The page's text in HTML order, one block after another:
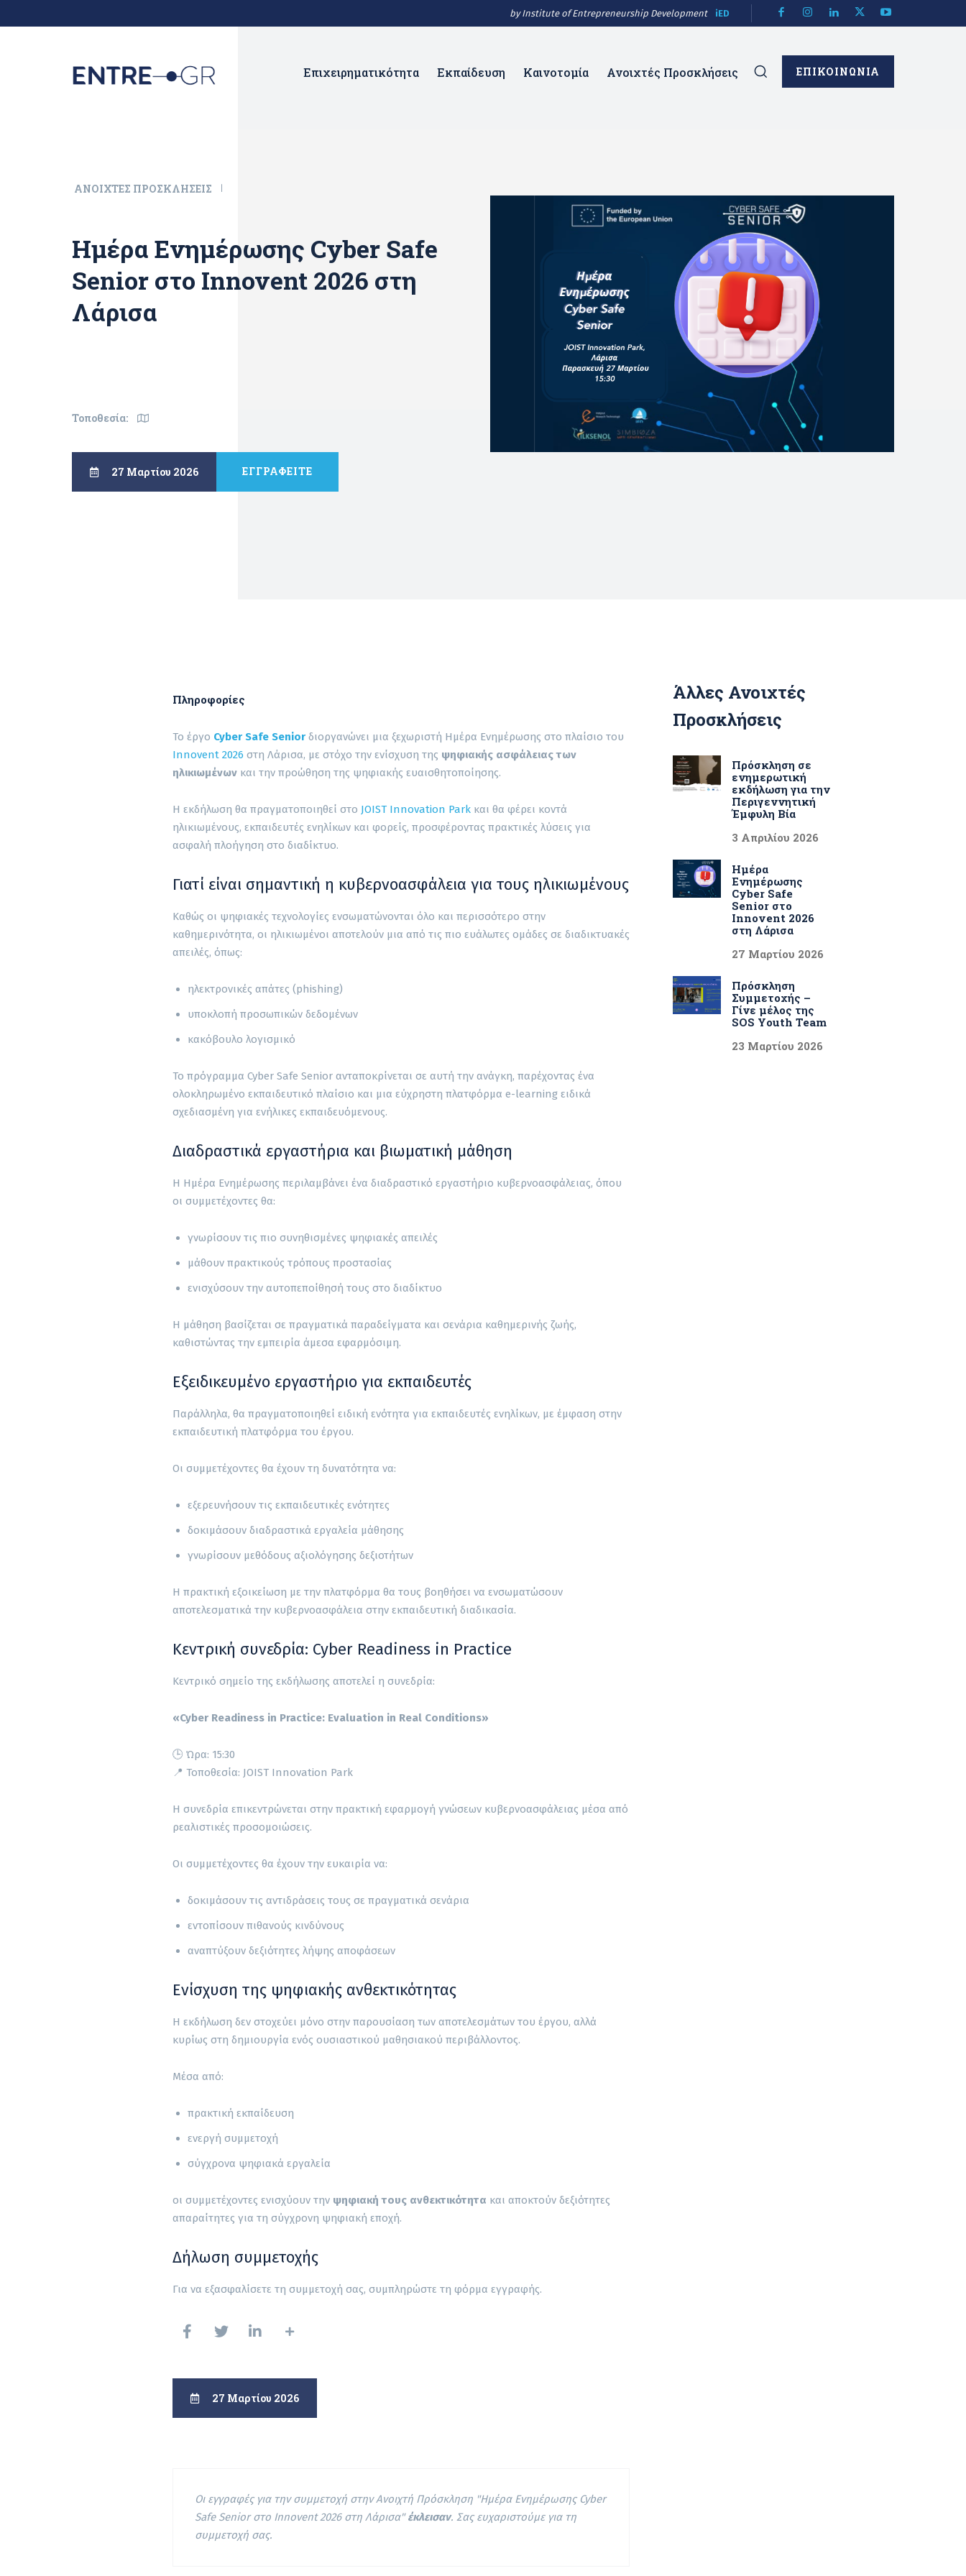
by Institute of Entrepreneurship Development iED
Επιχειρηματικότητα Εκπαίδευση Καινοτομία Ανοιχτές Προσκλήσεις ΕΠΙΚΟΙΝΩΝΙΑ
ΑΝΟΙΧΤΈΣ ΠΡΟΣΚΛΉΣΕΙΣ
Ημέρα Ενημέρωσης Cyber Safe
Senior στο Innovent 2026 στη
Λάρισα
Τοποθεσία:
27 Μαρτίου 2026 ΕΓΓΡΑΦΕΙΤΕ
Πληροφορίες
Το έργο Cyber Safe Senior διοργανώνει μια ξεχωριστή Ημέρα Ενημέρωσης στο πλαίσιο του
Innovent 2026 στη Λάρισα, με στόχο την ενίσχυση της ψηφιακής ασφάλειας των
ηλικιωμένων και την προώθηση της ψηφιακής ευαισθητοποίησης.
Η εκδήλωση θα πραγματοποιηθεί στο JOIST Innovation Park και θα φέρει κοντά
ηλικιωμένους, εκπαιδευτές ενηλίκων και φορείς, προσφέροντας πρακτικές λύσεις για
ασφαλή πλοήγηση στο διαδίκτυο.
Γιατί είναι σημαντική η κυβερνοασφάλεια για τους ηλικιωμένους
Καθώς οι ψηφιακές τεχνολογίες ενσωματώνονται όλο και περισσότερο στην
καθημερινότητα, οι ηλικιωμένοι αποτελούν μια από τις πιο ευάλωτες ομάδες σε διαδικτυακές
απειλές, όπως:
ηλεκτρονικές απάτες (phishing)
υποκλοπή προσωπικών δεδομένων
κακόβουλο λογισμικό
Το πρόγραμμα Cyber Safe Senior ανταποκρίνεται σε αυτή την ανάγκη, παρέχοντας ένα
ολοκληρωμένο εκπαιδευτικό πλαίσιο και μια εύχρηστη πλατφόρμα e-learning ειδικά
σχεδιασμένη για ενήλικες εκπαιδευόμενους.
Διαδραστικά εργαστήρια και βιωματική μάθηση
Η Ημέρα Ενημέρωσης περιλαμβάνει ένα διαδραστικό εργαστήριο κυβερνοασφάλειας, όπου
οι συμμετέχοντες θα:
γνωρίσουν τις πιο συνηθισμένες ψηφιακές απειλές
μάθουν πρακτικούς τρόπους προστασίας
ενισχύσουν την αυτοπεποίθησή τους στο διαδίκτυο
Η μάθηση βασίζεται σε πραγματικά παραδείγματα και σενάρια καθημερινής ζωής,
καθιστώντας την εμπειρία άμεσα εφαρμόσιμη.
Εξειδικευμένο εργαστήριο για εκπαιδευτές
Παράλληλα, θα πραγματοποιηθεί ειδική ενότητα για εκπαιδευτές ενηλίκων, με έμφαση στην
εκπαιδευτική πλατφόρμα του έργου.
Οι συμμετέχοντες θα έχουν τη δυνατότητα να:
εξερευνήσουν τις εκπαιδευτικές ενότητες
δοκιμάσουν διαδραστικά εργαλεία μάθησης
γνωρίσουν μεθόδους αξιολόγησης δεξιοτήτων
Η πρακτική εξοικείωση με την πλατφόρμα θα τους βοηθήσει να ενσωματώσουν
αποτελεσματικά την κυβερνοασφάλεια στην εκπαιδευτική διαδικασία.
Κεντρική συνεδρία: Cyber Readiness in Practice
Κεντρικό σημείο της εκδήλωσης αποτελεί η συνεδρία:
«Cyber Readiness in Practice: Evaluation in Real Conditions»
🕒 Ώρα: 15:30
📍 Τοποθεσία: JOIST Innovation Park
Η συνεδρία επικεντρώνεται στην πρακτική εφαρμογή γνώσεων κυβερνοασφάλειας μέσα από
ρεαλιστικές προσομοιώσεις.
Οι συμμετέχοντες θα έχουν την ευκαιρία να:
δοκιμάσουν τις αντιδράσεις τους σε πραγματικά σενάρια
εντοπίσουν πιθανούς κινδύνους
αναπτύξουν δεξιότητες λήψης αποφάσεων
Ενίσχυση της ψηφιακής ανθεκτικότητας
Η εκδήλωση δεν στοχεύει μόνο στην παρουσίαση των αποτελεσμάτων του έργου, αλλά
κυρίως στη δημιουργία ενός ουσιαστικού μαθησιακού περιβάλλοντος.
Μέσα από:
πρακτική εκπαίδευση
ενεργή συμμετοχή
σύγχρονα ψηφιακά εργαλεία
οι συμμετέχοντες ενισχύουν την ψηφιακή τους ανθεκτικότητα και αποκτούν δεξιότητες
απαραίτητες για τη σύγχρονη ψηφιακή εποχή.
Δήλωση συμμετοχής
Για να εξασφαλίσετε τη συμμετοχή σας, συμπληρώστε τη φόρμα εγγραφής.
27 Μαρτίου 2026
Οι εγγραφές για την συμμετοχή στην Ανοιχτή Πρόσκληση "Ημέρα Ενημέρωσης Cyber
Safe Senior στο Innovent 2026 στη Λάρισα"έκλεισαν. Σας ευχαριστούμε για τη
συμμετοχή σας.
Άλλες Ανοιχτές
Προσκλήσεις
Πρόσκληση σε
ενημερωτική
εκδήλωση για την
Περιγεννητική
Έμφυλη Βία
3 Απριλίου 2026
Ημέρα
Ενημέρωσης
Cyber Safe
Senior στο
Innovent 2026
στη Λάρισα
27 Μαρτίου 2026
Πρόσκληση
Συμμετοχής –
Γίνε μέλος της
SOS Youth Team
23 Μαρτίου 2026